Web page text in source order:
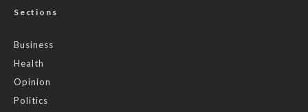
Sections
Business
Health
Opinion
Politics